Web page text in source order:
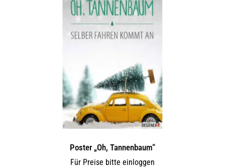
Poster „Oh, Tannenbaum“
Für Preise bitte einloggen